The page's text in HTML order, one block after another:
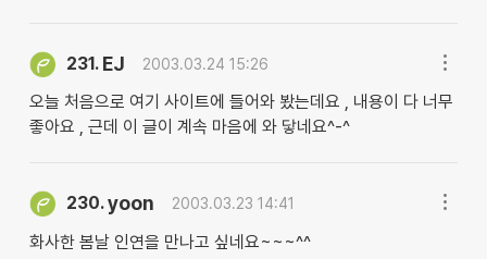
231. EJ 2003.03.24 15:26
오늘 처음으로 여기 사이트에 들어와 봤는데요 , 내용이 다 너무
좋아요 , 근데 이 글이 계속 마음에 와 닿네요^-^
230.yoon 2003.03.23 14:41
화사한 봄날 인연을 만나고 싶네요~~~^^